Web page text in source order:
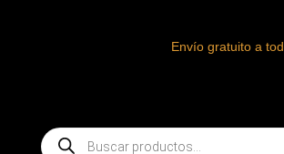
Envío gratuito a